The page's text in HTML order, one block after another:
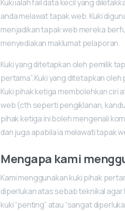
Kuki ialah fail data kecil yang
anda melawat tapak web. Kuki
menjadikan tapak web mereka
menyediakan maklumat pelaporan.
Kuki yang ditetapkan oleh pemilik
pertama”. Kuki yang ditetapkan
Kuki pihak ketiga membolehkan ciri
web (cth seperti pengiklanan,
pihak ketiga ini boleh mengenali
dan juga apabila ia melawati tapak
Mengapa kami
Kami menggunakan kuki pihak
diperlukan atas sebab teknikal
kuki “penting” atau “sangat